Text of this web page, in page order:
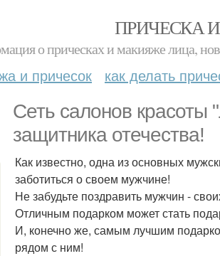
ПРИЧЕСКА
о прическах и макияже лица,
и причесок как делать
Сеть салонов красоты
защитника отечества!
Как известно, одна из основных
заботиться о своем мужчине!
Не забудьте поздравить мужчин -
Отличным подарком может стать
И, конечно же, самым лучшим
рядом с ним!